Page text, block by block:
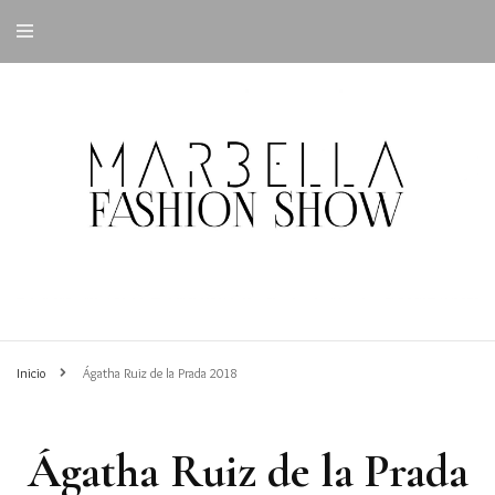
Inicio Ágatha Ruiz de la Prada 2018
Ágatha Ruiz de la Prada